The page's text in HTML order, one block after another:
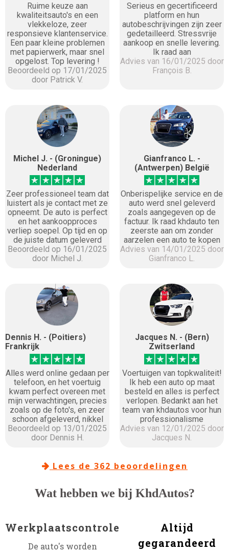
Ruime keuze aan
kwaliteitsauto's en een
vlekkeloze, zeer
responsieve klantenservice.
Een paar kleine problemen
met papierwerk, maar snel
opgelost. Top levering !
Beoordeeld op 17/01/2025
door Patrick V.
Serieus en gecertificeerd
platform en hun
autobeschrijvingen zijn zeer
gedetailleerd. Stressvrije
aankoop en snelle levering.
Ik raad aan
Advies van 16/01/2025 door
François B.
Michel J. - (Groningue)
Nederland
Zeer professioneel team dat
luistert als je contact met ze
opneemt. De auto is perfect
en het aankoopproces
verliep soepel. Op tijd en op
de juiste datum geleverd
Beoordeeld op 16/01/2025
door Michel J.
Gianfranco L. -
(Antwerpen) België
Onberispelijke service en de
auto werd snel geleverd
zoals aangegeven op de
factuur. Ik raad khdauto ten
zeerste aan om zonder
aarzelen een auto te kopen
Advies van 14/01/2025 door
Gianfranco L.
Dennis H. - (Poitiers)
Frankrijk
Alles werd online gedaan per
telefoon, en het voertuig
kwam perfect overeen met
mijn verwachtingen, precies
zoals op de foto's, en zeer
schoon afgeleverd, nikkel
Beoordeeld op 13/01/2025
door Dennis H.
Jacques N. - (Bern)
Zwitserland
Voertuigen van topkwaliteit!
Ik heb een auto op maat
besteld en alles is perfect
verlopen. Bedankt aan het
team van khdautos voor hun
professionalisme
Advies van 12/01/2025 door
Jacques N.
 Lees de 362 beoordelingen
Wat hebben we bij KhdAutos?
Werkplaatscontrole
De auto's worden
Altijd
gegarandeerd